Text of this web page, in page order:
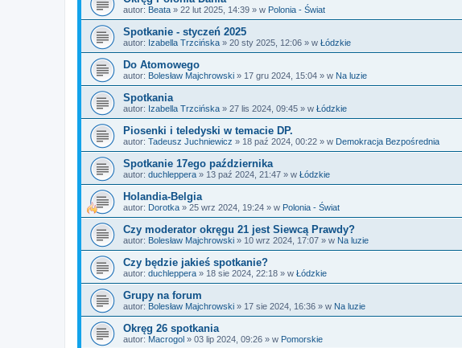
autor: Beata » 22 lut 2025, 14:39 » w Polonia - Świat
Spotkanie - styczeń 2025
autor: Izabella Trzcińska » 20 sty 2025, 12:06 » w Łódzkie
Do Atomowego
autor: Bolesław Majchrowski » 17 gru 2024, 15:04 » w Na luzie
Spotkania
autor: Izabella Trzcińska » 27 lis 2024, 09:45 » w Łódzkie
Piosenki i teledyski w temacie DP.
autor: Tadeusz Juchniewicz » 18 paź 2024, 00:22 » w Demokracja Bezpośrednia
Spotkanie 17ego października
autor: duchleppera » 13 paź 2024, 21:47 » w Łódzkie
Holandia-Belgia
autor: Dorotka » 25 wrz 2024, 19:24 » w Polonia - Świat
Czy moderator okręgu 21 jest Siewcą Prawdy?
autor: Bolesław Majchrowski » 10 wrz 2024, 17:07 » w Na luzie
Czy będzie jakieś spotkanie?
autor: duchleppera » 18 sie 2024, 22:18 » w Łódzkie
Grupy na forum
autor: Bolesław Majchrowski » 17 sie 2024, 16:36 » w Na luzie
Okręg 26 spotkania
autor: Macrogol » 03 lip 2024, 09:26 » w Pomorskie